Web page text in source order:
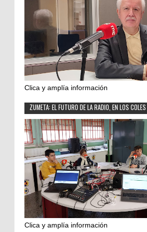
Clica y amplía información
ZUMETA: EL FUTURO DE LA RADIO, EN LOS COLES
Clica y amplía información